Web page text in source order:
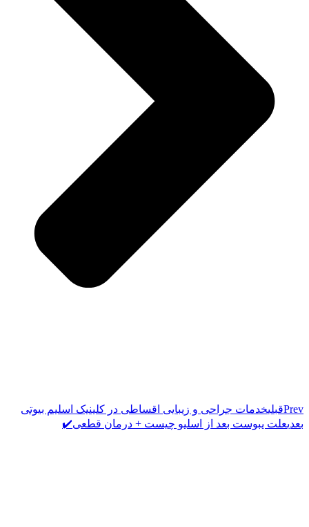
Prevقبلیخدمات جراحی و زیبایی اقساطی در کلینیک اسلیم بیوتی
بعدیعلت یبوست بعد از اسلیو چیست + درمان قطعی✔️